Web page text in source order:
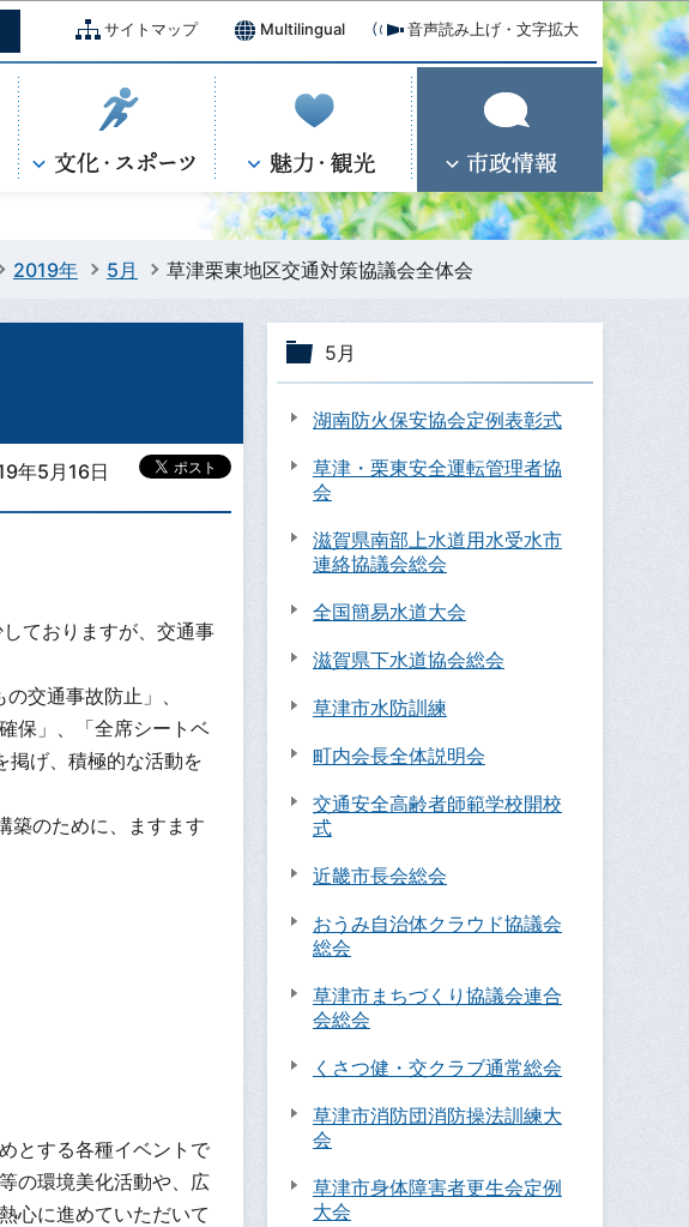
サイトマップ Multilingual 音声読み上げ・文字拡大
2019年 5月 草津栗東地区交通対策協議会全体会
年5月16日
ておりますが、交通事
交通事故防止」、
保」、「全席シートベ
掲げ、積極的な活動を
築のために、ますます
とする各種イベントで
の環境美化活動や、広
心に進めていただいて
5月
湖南防火保安協会定例表彰式
草津・栗東安全運転管理者協
会
滋賀県南部上水道用水受水市
連絡協議会総会
全国簡易水道大会
滋賀県下水道協会総会
草津市水防訓練
町内会長全体説明会
交通安全高齢者師範学校開校
式
近畿市長会総会
おうみ自治体クラウド協議会
総会
草津市まちづくり協議会連合
会総会
くさつ健・交クラブ通常総会
草津市消防団消防操法訓練大
会
草津市身体障害者更生会定例
大会